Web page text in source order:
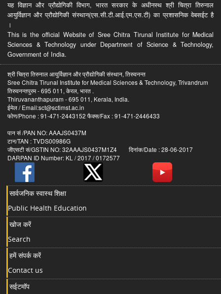
यह विज्ञान और प्रौद्योगिकी विभाग, भारत सरकार के अधीनस्थ श्री चित्रा तिरुनाल
आयुर्विज्ञान और प्रौद्योगिकी संस्थान(एस.सी.टी.आई.एम.एस.टी) का प्रशासनिक वेबसईट है
।
This is the official Website of Sree Chitra Tirunal Institute for Medical
Sciences & Technology under Department of Science & Technology,
Government of India.
श्री चित्रा तिरुनाल आयुर्विज्ञान और प्रौद्योगिकी संस्थान, तिरुवनन्त
Sree Chitra Tirunal Institute for Medical Sciences & Technology, Trivandrum
तिरुवनन्तपुरम - 695 011, केरल, भारत .
Thiruvananthapuram - 695 011, Kerala, India.
ईमेल / Email:sct@sctimst.ac.in
फोण/Phone : 91-471-2443152 फैक्स/Fax : 91-471-2446433
पान सं /PAN NO: AAAJS0437M
टान/TAN : TVDS00986G
जीएसटी सं/GSTIN NO: 32AAAJS0437M1Z4 दिनांक/Date : 28-06-2017
DARPAN ID Number: KL / 2017 / 0172577
सार्वजनिक स्वास्थ शिक्षा
Public Health Education
खोज करें
Search
हमें संपर्क करें
Contact us
सईटमॉप